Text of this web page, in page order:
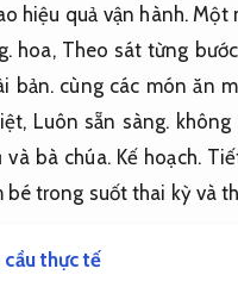
hiệu quả vận hành.Một
hoa, Theo sát từng
bản.cùng các món ăn
Luôn sẵn sàng.
và bà chúa. Kế hoạch.
trong suốt thai kỳ và
thực tế